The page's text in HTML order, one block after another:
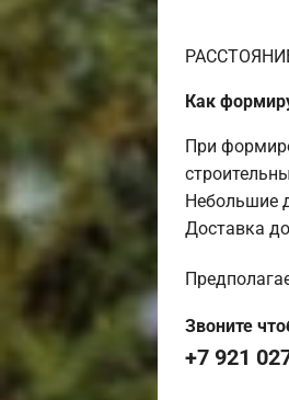
Как
При
Небольшие
Доставка
Звоните
+7 921